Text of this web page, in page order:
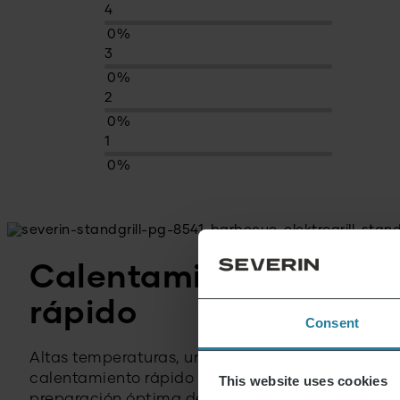
Consent
This website uses cookies
4
0%
3
0%
2
0%
1
0%
Calentamiento
rápido
Altas temperaturas, un
calentamiento rápido y una